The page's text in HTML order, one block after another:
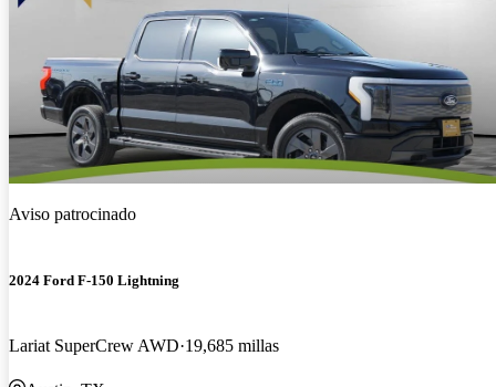
Aviso patrocinado
2024 Ford F-150 Lightning
Lariat SuperCrew AWD 19,685 millas